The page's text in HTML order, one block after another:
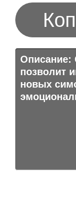
Описание:
позволит
новых